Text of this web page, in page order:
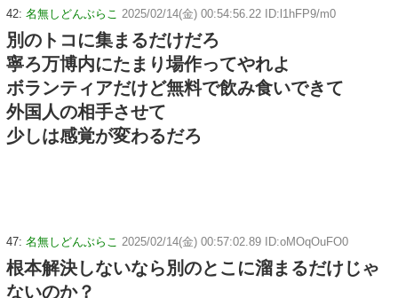
42: 名無しどんぶらこ 2025/02/14(金) 00:54:56.22 ID:l1hFP9/m0
別のトコに集まるだけだろ
寧ろ万博内にたまり場作ってやれよ
ボランティアだけど無料で飲み食いできて
外国人の相手させて
少しは感覚が変わるだろ
47: 名無しどんぶらこ 2025/02/14(金) 00:57:02.89 ID:oMOqOuFO0
根本解決しないなら別のとこに溜まるだけじゃ
ないのか？